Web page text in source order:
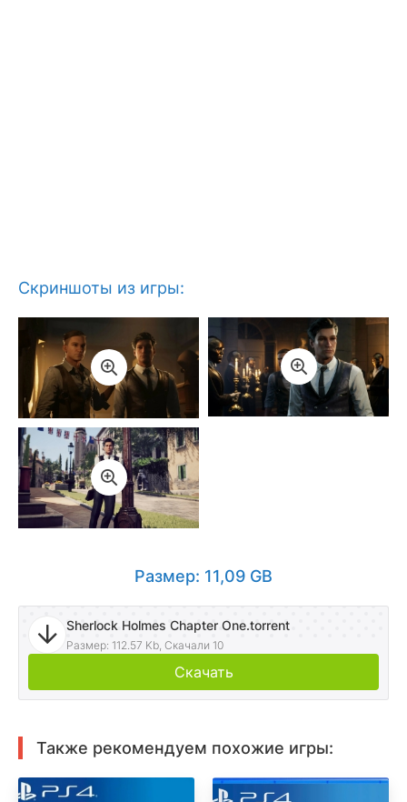
Скриншоты из игры:
Размер: 11,09 GB
Sherlock Holmes Chapter One.torrent
Размер: 112.57 Kb, Скачали 10
Скачать
Также рекомендуем похожие игры: